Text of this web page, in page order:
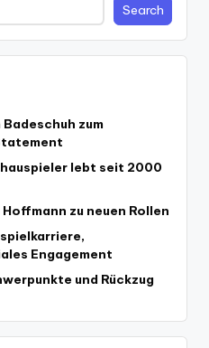
Search
zum
lebt seit 2000
zu neuen Rollen
Engagement
und Rückzug